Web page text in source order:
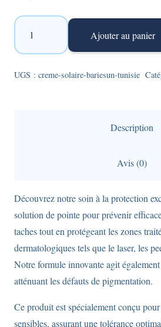
quantité
Crème
solaire
Ajouter au panier
UGS : creme-solaire-bariesun-tunisie
Description
Avis (0)
Découvrez notre soin à la protection
solution de pointe pour prévenir
taches tout en protégeant les zones
dermatologiques tels que le laser, les
Notre formule innovante agit
atténuant les défauts de pigmentation.
Ce produit est spécialement conçu
sensibles, assurant une tolérance